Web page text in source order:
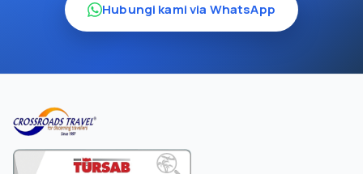
Hubungi kami via WhatsApp